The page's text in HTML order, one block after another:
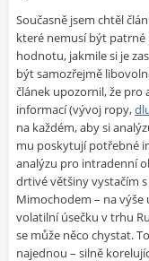
Současně jsem chtěl
které nemusí být patrné
hodnotu, jakmile si je
být samozřejmě
článek upozornil, že pro
informací (vývoj ropy,
na každém, aby si
mu poskytují potřebné
analýzu pro intradenní
drtivé většiny vystačím
Mimochodem – na výše
volatilní úsečku v trhu
se může něco chystat.
najednou – silně